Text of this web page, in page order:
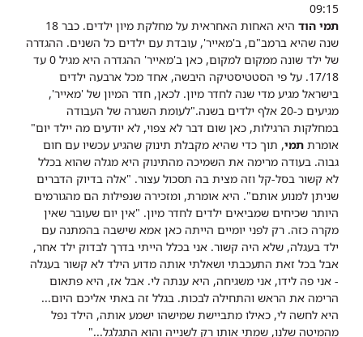
09:15
תמי הוד
היא האחות האחראית על מחלקת מיון ילדים. כבר 18
שנה שהיא ברמב"ם, ב'מאייר', עובדת עם ילדים כל השנים. ההגדרה
של ילד שונה ממקום למקום, כאן ב'מאייר' ההגדרה היא מגיל 0 עד
17/18. על פי הסטטיסטיקה היבשה, אחד מכל ארבעה ילדים
בישראל מגיע מדי שנה לחדר מיון. לכאן, חדר המיון של 'מאייר',
מגיעים כ-20 אלף ילדים בשנה.
"לעומת השגרה של העבודה
במחלקות הרגילות, כאן שום דבר לא צפוי, לא יודעים מה יילד יום"
אומרת תמי, תוך כדי שהיא מקבלת תינוק שהגיע עכשיו עם חום
גבוה. בעודה מרימה את השמיכה מהתינוק היא מגלה שהוא בכלל
לא קשור בסל-קל וזה מצית בה תסכול עצור. "אלה בדיוק הדברים
שניתן למנוע אותם". היא אומרת, ומזכירה שנפילות הם מהגורמים
היותר שכיחים שמביאים ילדים לחדר מיון. "אין יום שעובר שאין
מקרה כזה. רק לפני יומיים הייתה כאן אמא שישבה בהמתנה עם
ילד בעגלה, שלא היה קשור. אני בכלל הייתי בדרך לבדוק ילד אחר,
אבל בכל זאת התעכבתי ושאלתי אותה מדוע הילד לא קשור בעגלה
- אני פה לידו, אני משגיחה, היא ענתה לי. אבל אז, היא פתאום
הרימה את הראש והתחילה לבכות. בגלל זה באתי אליכם היום...
היא לחשה לי, כאילו מתביישת שמישהו ישמע אותה, הילד נפל
מהמיטה שלנו, שמתי אותו רק לשנייה והוא התגלגל..."